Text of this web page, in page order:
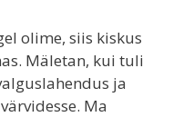
olime, siis kiskus
Mäletan, kui tuli
ja
Ma